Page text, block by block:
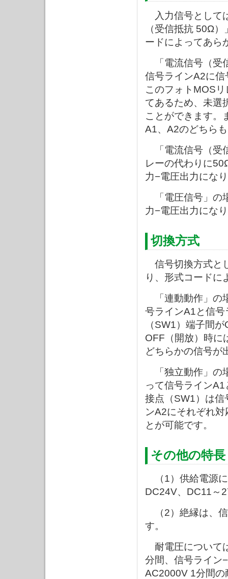
入力信号として
（受信抵抗 50Ω
ードによってあら
「電流信号（受
信号ラインA2に
このフォトMOS
てあるため、未選
ことができます。
A1、A2のどちら
「電流信号（受
レーの代わりに
力−電圧出力にな
「電圧信号」の
力−電圧出力にな
切換方式
信号切換方式と
り、形式コードに
「連動動作」の
号ラインA1と信
（SW1）端子間
OFF（開放）時に
どちらかの信号が
「独立動作」の
って信号ライン
接点（SW1）は信
ンA2にそれぞれ
とが可能です。
その他の特長
（1）供給電源
DC24V、DC11～
（2）絶縁は、
す。
耐電圧について
分間、信号ライン
AC2000V 1分間の